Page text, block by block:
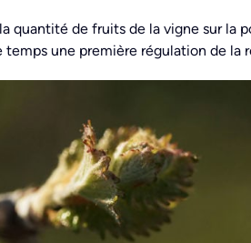
quantité de fruits de la vigne sur la
une première régulation de la